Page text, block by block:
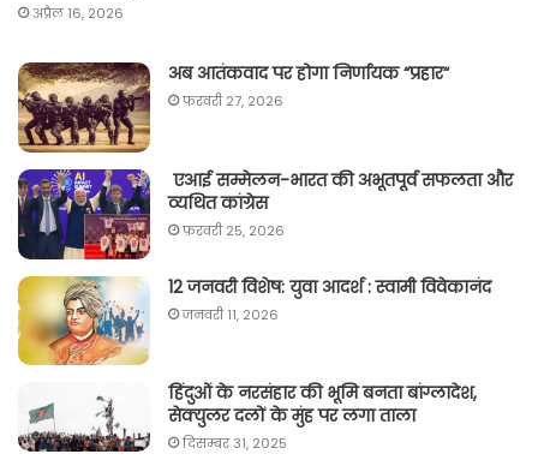
अप्रैल 16, 2026
अब आतंकवाद पर होगा निर्णायक “प्रहार“
फ़रवरी 27, 2026
एआई सम्मेलन-भारत की अभूतपूर्व सफलता और
व्यथित कांग्रेस
फ़रवरी 25, 2026
12 जनवरी विशेष: युवा आदर्श : स्वामी विवेकानंद
जनवरी 11, 2026
हिंदुओं के नरसंहार की भूमि बनता बांग्लादेश,
सेक्युलर दलों के मुंह पर लगा ताला
दिसम्बर 31, 2025